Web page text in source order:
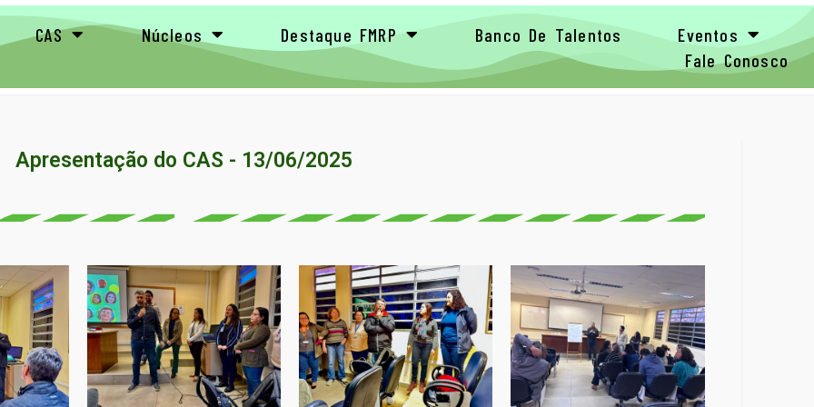
CAS Núcleos Destaque FMRP Banco De Talentos
Eventos
Fale Conosco
Apresentação do CAS - 13/06/2025